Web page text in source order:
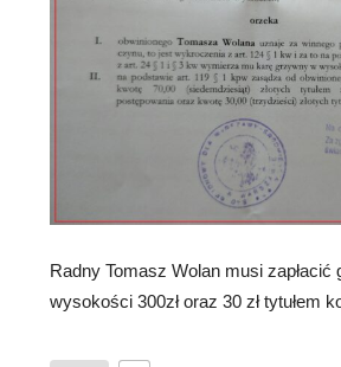
Radny Tomasz Wolan musi zapłacić
wysokości 300zł oraz 30 zł tytułem